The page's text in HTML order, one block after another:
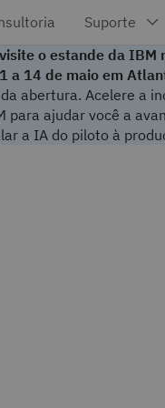
o estande da IBM
a 14 de maio em
abertura. Acelere a
para ajudar você a
a IA do piloto à